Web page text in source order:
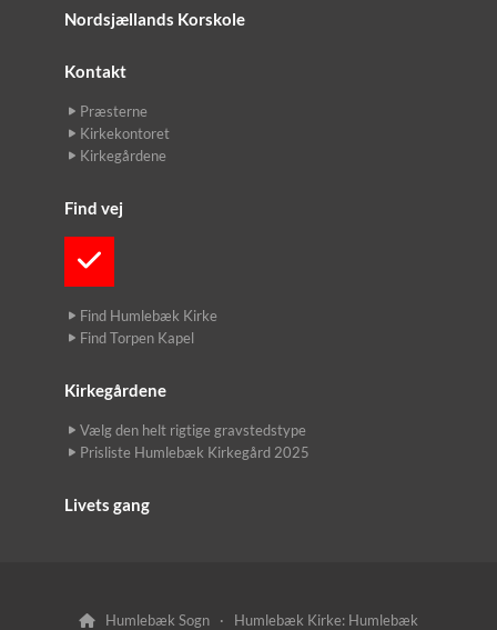
Nordsjællands Korskole
Kontakt
Præsterne
Kirkekontoret
Kirkegårdene
Find vej
Find Humlebæk Kirke
Find Torpen Kapel
Kirkegårdene
Vælg den helt rigtige gravstedstype
Prisliste Humlebæk Kirkegård 2025
Livets gang
 Humlebæk Sogn · Humlebæk Kirke: Humlebæk